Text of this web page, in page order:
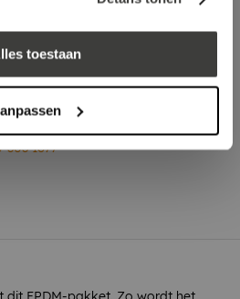
toestaan
303 1677